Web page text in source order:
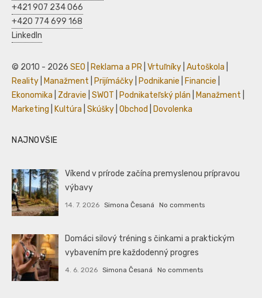
+421 907 234 066
+420 774 699 168
LinkedIn
© 2010 - 2026 SEO Reklama a PR Vrtuľníky Autoškola
Reality
Manažment Prijímáčky Podnikanie Financie
Ekonomika
Zdravie SWOT Podnikateľský plán Manažment
Marketing
Kultúra Skúšky Obchod Dovolenka
NAJNOVŠIE
Víkend v prírode začína premyslenou prípravou
výbavy
14. 7. 2026 Simona Česaná No comments
Domáci silový tréning s činkami a praktickým
vybavením pre každodenný progres
4. 6. 2026 Simona Česaná No comments